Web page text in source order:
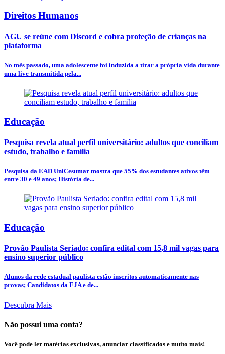
Direitos Humanos
AGU se reúne com Discord e cobra proteção de crianças na
plataforma
No mês passado, uma adolescente foi induzida a tirar a própria vida durante
uma live transmitida pela...
Educação
Pesquisa revela atual perfil universitário: adultos que conciliam
estudo, trabalho e família
Pesquisa da EAD UniCesumar mostra que 55% dos estudantes ativos têm
entre 30 e 49 anos; História de...
Educação
Provão Paulista Seriado: confira edital com 15,8 mil vagas para
ensino superior público
Alunos da rede estadual paulista estão inscritos automaticamente nas
provas; Candidatos da EJA e de...
Descubra Mais
Não possui uma conta?
Você pode ler matérias exclusivas, anunciar classificados e muito mais!